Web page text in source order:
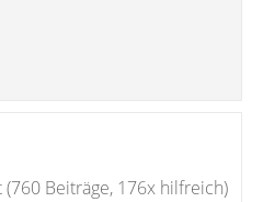
(760 Beiträge, 176x hilfreich)